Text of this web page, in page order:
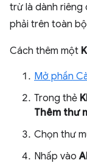
trừ là dành riêng
phải trên toàn
Cách thêm một
Mở phần
Trong thẻ
Thêm thư
Chọn thư
Nhấp vào